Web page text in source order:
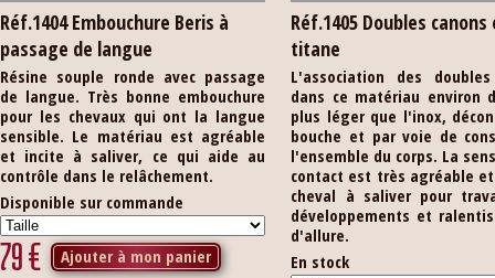
Réf.1404 Embouchure Beris à
passage de langue
Résine souple ronde avec passage
de langue. Très bonne embouchure
pour les chevaux qui ont la langue
sensible. Le matériau est agréable
et incite à saliver, ce qui aide au
contrôle dans le relâchement.
Disponible sur commande
79€ Ajouter à mon panier
Réf.1405 Doubles canons
titane
L'association des
dans ce matériau environ
plus léger que l'inox,
bouche et par voie de
l'ensemble du corps. La
contact est très agréable
cheval à saliver pour
développements et
d'allure.
En stock